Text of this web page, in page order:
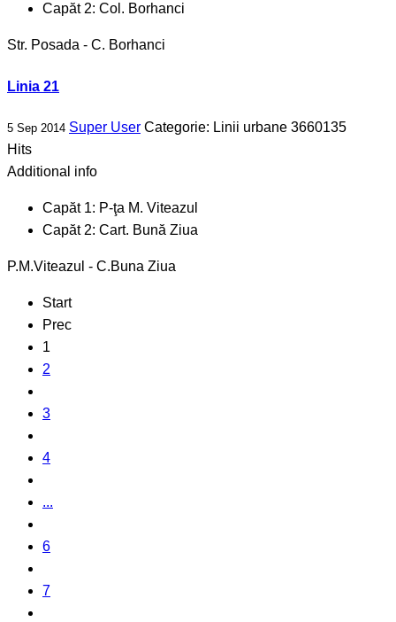
Capăt 2: Col. Borhanci
Str. Posada - C. Borhanci
Linia 21
5 Sep 2014 Super User Categorie: Linii urbane 3660135
Hits
Additional info
Capăt 1: P-ţa M. Viteazul
Capăt 2: Cart. Bună Ziua
P.M.Viteazul - C.Buna Ziua
Start
Prec
1
2
3
4
...
6
7